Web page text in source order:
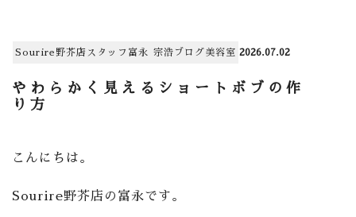
Sourire野芥店 スタッフ 富永 宗浩 ブログ美容室 2026.07.02
やわらかく見えるショートボブの作
り方
こんにちは。
Sourire野芥店の富永です。